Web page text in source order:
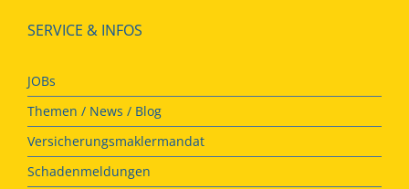
SERVICE & INFOS
JOBs
Themen / News / Blog
Versicherungsmaklermandat
Schadenmeldungen